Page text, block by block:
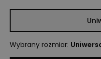
Wybrany rozmiar: